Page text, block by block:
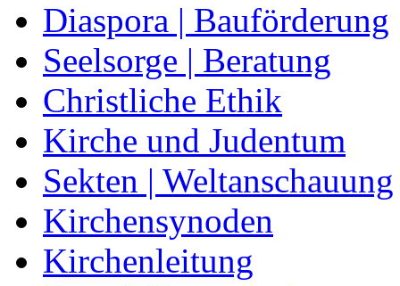
Diaspora | Bauförderung
Seelsorge | Beratung
Christliche Ethik
Kirche und Judentum
Sekten | Weltanschauung
Kirchensynoden
Kirchenleitung